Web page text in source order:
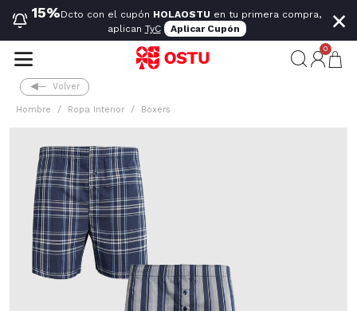
15%Dcto con el cupón HOLAOSTU en tu primera compra,
aplican TyC Aplicar Cupón ×
0
Volver
Hombre Ropa Interior Boxers